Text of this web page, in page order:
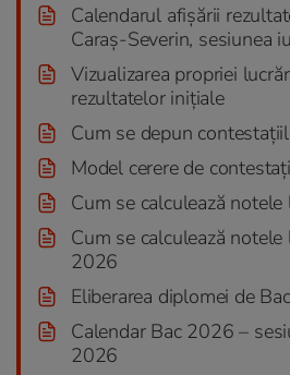
Calendarul afișării
Caraș-Severin, sesiunea
Vizualizarea propriei
rezultatelor inițiale
Cum se depun
Model cerere de
Cum se calculează
Cum se calculează
2026
Eliberarea diplomei de
Calendar Bac 2026 –
2026